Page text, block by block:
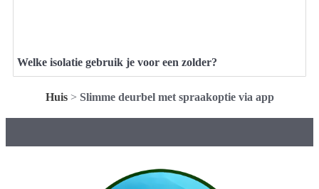
Welke isolatie gebruik je voor een zolder?
Huis> Slimme deurbel met spraakoptie via app